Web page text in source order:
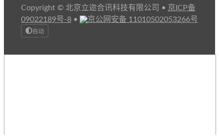
Copyright © 北京立迩合讯科技有限公司 • 京ICP备
09022189号-8 • 京公网安备 11010502053266号
自动